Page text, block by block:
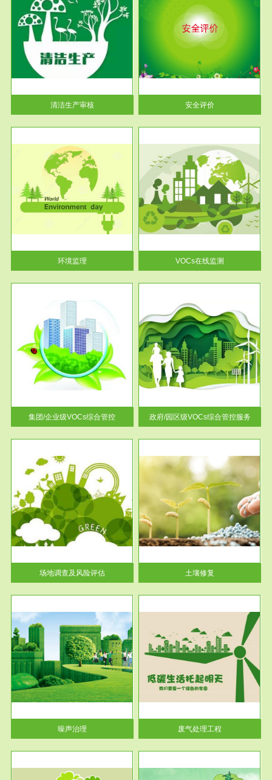
清洁生产审核
服务范围
安全评价
安全评价安全评价目的是查找、
分析和预测工程、系统、生产经
营活...
安全评价
环境监理
服务范围
VOCs在线监测
根据《重点区域大气污染防
治“十二五”规划》有机废气净化
率达...
VOCs在线监测
集团/企业级VOCs综合管控
服务范围
政府/园区级VOCs综合管控服务
根据《石化行业挥发性有机物综
合整治方案》文件要求，到2017
年，全...
政府/园区级VOCs综合管控服务
场地调查及风险评估
服务范围
土壤修复
土壤修复
噪声治理
服务范围
废气处理工程
废气处理工程